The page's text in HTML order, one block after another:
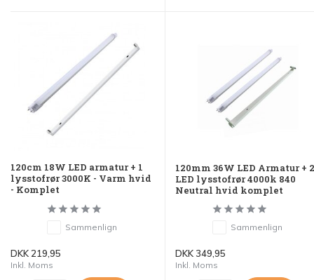
120cm 18W LED armatur + 1
lysstofrør 3000K - Varm hvid
- Komplet
Sammenlign
DKK 219,95
Inkl. Moms
120mm 36W LED Armatur +
LED lysstofrør 4000k 840
Neutral hvid komplet
Sammenlign
DKK 349,95
Inkl. Moms